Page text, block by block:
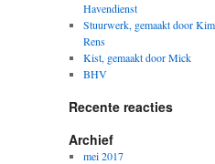
Havendienst
Stuurwerk, gemaakt door
Rens
Kist, gemaakt door Mick
BHV
Recente reacties
Archief
mei 2017